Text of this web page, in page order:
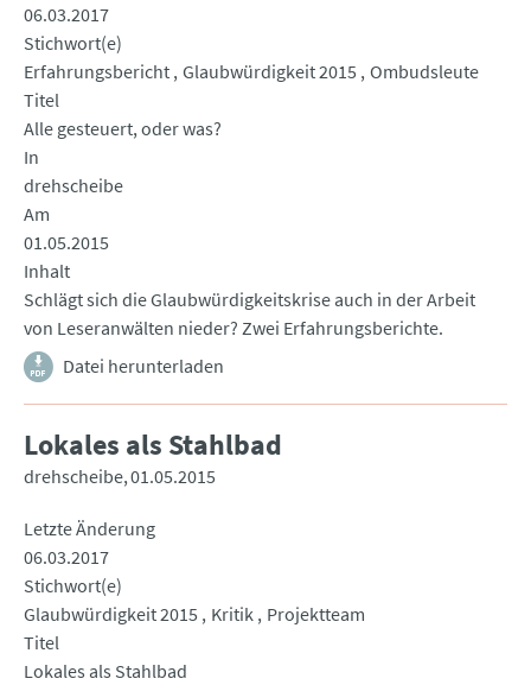
06.03.2017
Stichwort(e)
Erfahrungsbericht Glaubwürdigkeit 2015 Ombudsleute
Titel
Alle gesteuert, oder was?
In
drehscheibe
Am
01.05.2015
Inhalt
Schlägt sich die Glaubwürdigkeitskrise auch in der Arbeit
von Leseranwälten nieder? Zwei Erfahrungsberichte.
Datei herunterladen
Lokales als Stahlbad
drehscheibe 01.05.2015
Letzte Änderung
06.03.2017
Stichwort(e)
Glaubwürdigkeit 2015
Kritik Projektteam
Titel
Lokales als Stahlbad